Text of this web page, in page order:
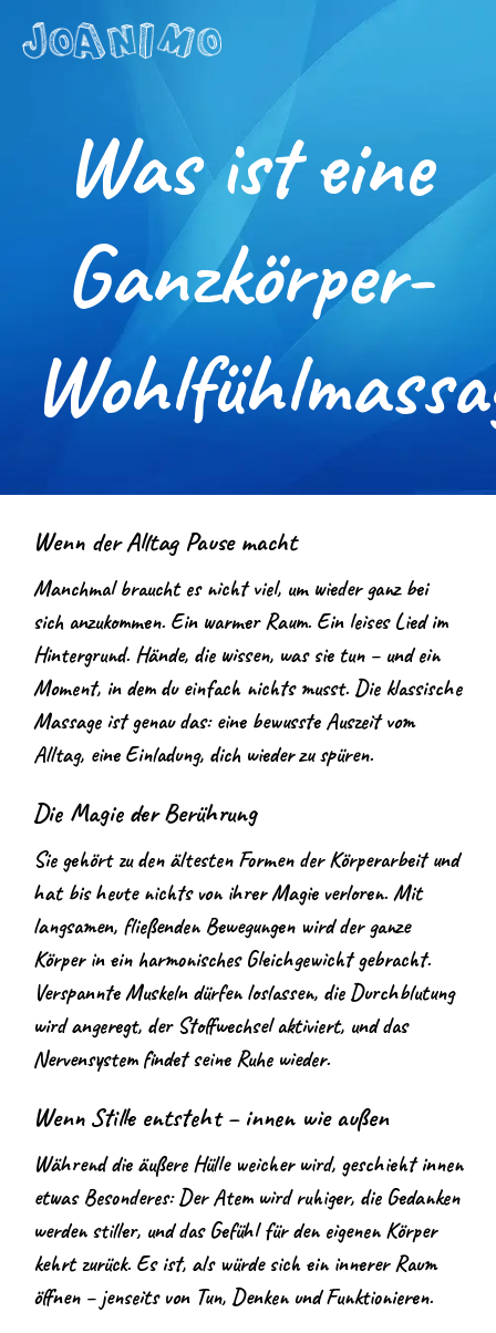
Let´s get
started
Was ist eine
Ganzkörper-
Wenn der Alltag Pause macht
Manchmal braucht es nicht viel, um wieder ganz bei
sich anzukommen. Ein warmer Raum. Ein leises Lied im
Hintergrund. Hände, die wissen, was sie tun – und ein
Moment, in dem du einfach nichts musst. Die klassische
Massage ist genau das: eine bewusste Auszeit vom
Alltag, eine Einladung, dich wieder zu spüren.
Die Magie der Berührung
Sie gehört zu den ältesten Formen der Körperarbeit und
hat bis heute nichts von ihrer Magie verloren. Mit
langsamen, fließenden Bewegungen wird der ganze
Körper in ein harmonisches Gleichgewicht gebracht.
Verspannte Muskeln dürfen loslassen, die Durchblutung
wird angeregt, der Stoffwechsel aktiviert, und das
Nervensystem findet seine Ruhe wieder.
Wenn Stille entsteht – innen wie außen
Während die äußere Hülle weicher wird, geschieht innen
etwas Besonderes: Der Atem wird ruhiger, die Gedanken
werden stiller, und das Gefühl für den eigenen Körper
kehrt zurück. Es ist, als würde sich ein innerer Raum
öffnen – jenseits von Tun, Denken und Funktionieren.